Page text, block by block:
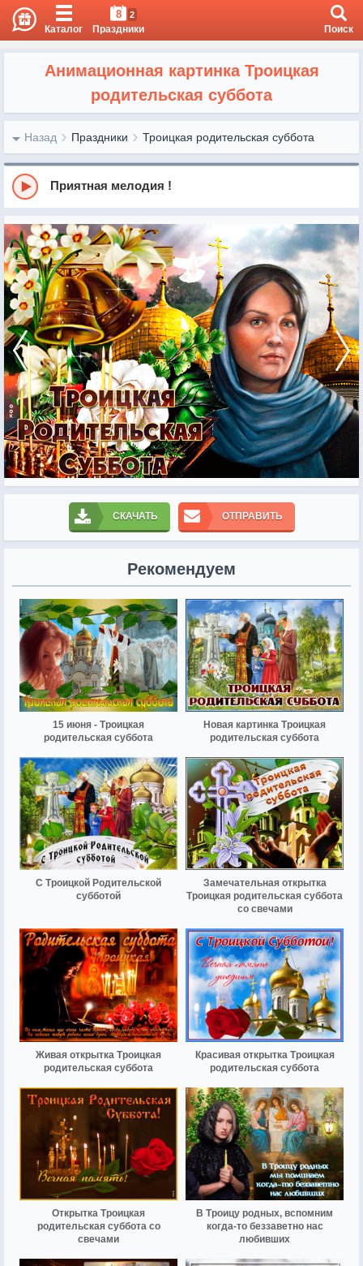
Каталог
8 2
Праздники Поиск
Анимационная картинка Троицкая
родительская суббота
Назад Праздники Троицкая родительская суббота
Приятная мелодия !
СКАЧАТЬ ОТПРАВИТЬ
Рекомендуем
15 июня - Троицкая
родительская суббота
Новая картинка Троицкая
родительская суббота
С Троицкой Родительской
субботой
Замечательная открытка
Троицкая родительская суббота
со свечами
Живая открытка Троицкая
родительская суббота
Красивая открытка Троицкая
родительская суббота
Открытка Троицкая
родительская суббота со
свечами
В Троицу родных, вспомним
когда-то беззаветно нас
любивших